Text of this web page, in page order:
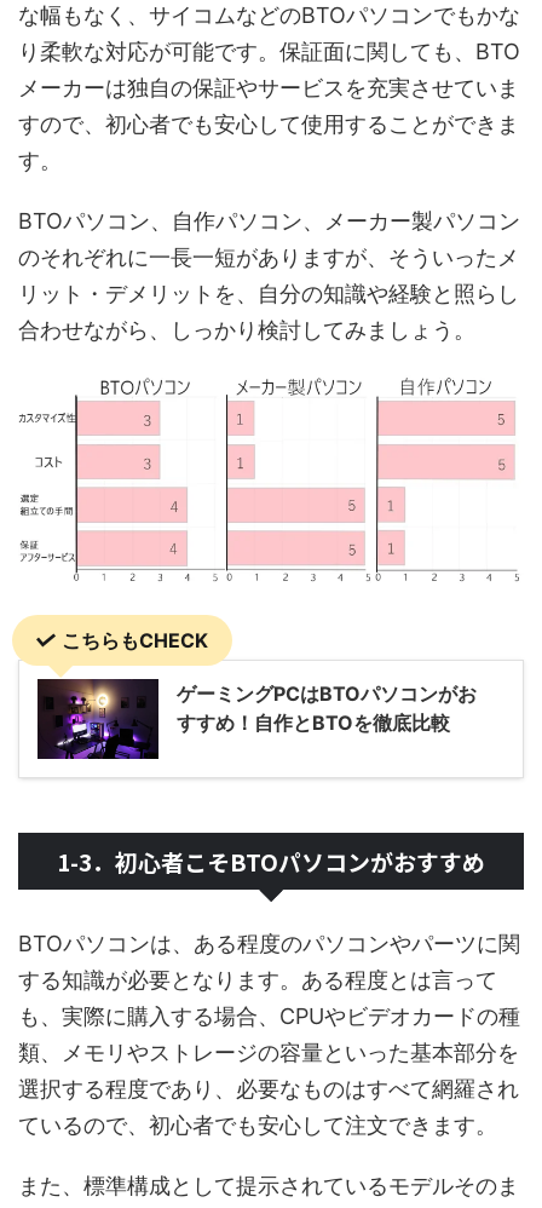
な幅もなく、サイコムなどのBTOパソコンでもかな
り柔軟な対応が可能です。保証面に関しても、BTO
メーカーは独自の保証やサービスを充実させていま
すので、初心者でも安心して使用することができま
す。
BTOパソコン、自作パソコン、メーカー製パソコン
のそれぞれに一長一短がありますが、そういったメ
リット・デメリットを、自分の知識や経験と照らし
合わせながら、しっかり検討してみましょう。
こちらもCHECK
ゲーミングPCはBTOパソコンがお
すすめ！自作とBTOを徹底比較
1-3．初心者こそBTOパソコンがおすすめ
BTOパソコンは、ある程度のパソコンやパーツに関
する知識が必要となります。ある程度とは言って
も、実際に購入する場合、CPUやビデオカードの種
類、メモリやストレージの容量といった基本部分を
選択する程度であり、必要なものはすべて網羅され
ているので、初心者でも安心して注文できます。
また、標準構成として提示されているモデルそのま